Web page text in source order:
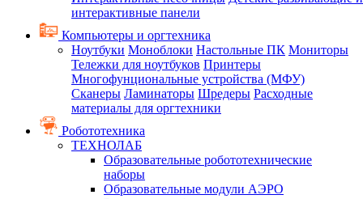
интерактивные панели
Компьютеры и оргтехника
Ноутбуки Моноблоки Настольные ПК Мониторы
Тележки для ноутбуков Принтеры
Многофунциональные устройства (МФУ)
Сканеры Ламинаторы Шредеры Расходные
материалы для оргтехники
Робототехника
ТЕХНОЛАБ
Образовательные робототехнические
наборы
Образовательные модули АЭРО